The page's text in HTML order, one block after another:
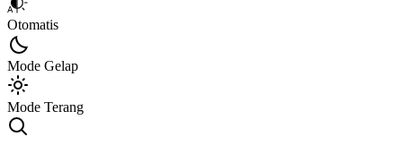
Otomatis
Mode Gelap
Mode Terang